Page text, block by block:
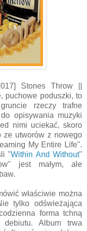
Stones Throw ||
puchowe poduszki, to
rzeczy trafne
opisywania muzyki
nimi uciekać, skoro
ze utworów z nowego
My Entire Life".
"Within And Without"
jest małym, ale
właściwie można
tylko odświeżająca
forma tchną
Album trwa